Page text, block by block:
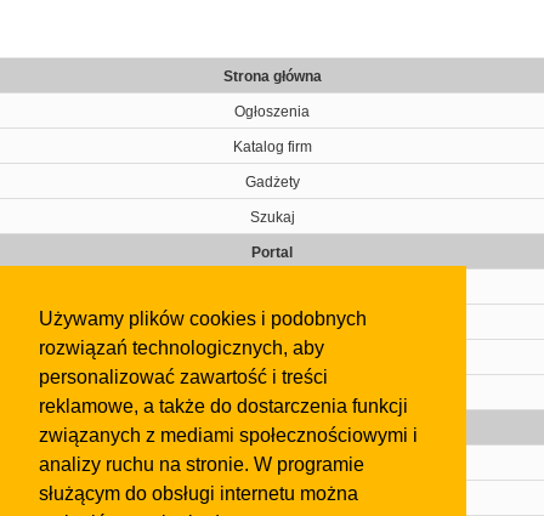
Używamy plików cookies i podobnych
rozwiązań technologicznych, aby
personalizować zawartość i treści
reklamowe, a także do dostarczenia funkcji
związanych z mediami społecznościowymi i
analizy ruchu na stronie. W programie
służącym do obsługi internetu można
Strona główna
Ogłoszenia
Katalog firm
Gadżety
Szukaj
Portal
Kontakt
Regulamin
Gazeta
Olkusz
Kontakt